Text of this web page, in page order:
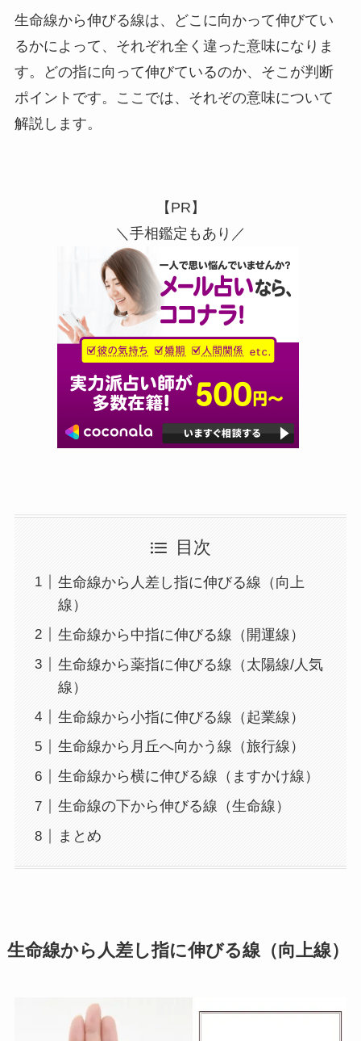
生命線から伸びる線は、どこに向かって伸びてい
るかによって、それぞれ全く違った意味になりま
す。どの指に向って伸びているのか、そこが判断
ポイントです。ここでは、それぞの意味について
解説します。
【PR】
＼手相鑑定もあり／
目次
生命線から人差し指に伸びる線（向上
線）
生命線から中指に伸びる線（開運線）
生命線から薬指に伸びる線（太陽線/人気
線）
生命線から小指に伸びる線（起業線）
生命線から月丘へ向かう線（旅行線）
生命線から横に伸びる線（ますかけ線）
生命線の下から伸びる線（生命線）
まとめ
生命線から人差し指に伸びる線（向上線）